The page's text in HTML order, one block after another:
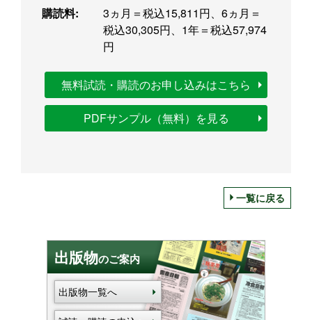
購読料:
3ヵ月＝税込15,811円、6ヵ月＝
税込30,305円、1年＝税込57,974
円
無料試読・購読のお申し込みはこちら
PDFサンプル（無料）を見る
一覧に戻る
出版物のご案内
出版物一覧へ